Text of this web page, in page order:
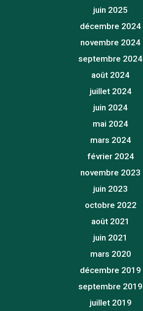
juin 2025
décembre 2024
novembre 2024
septembre 2024
août 2024
juillet 2024
juin 2024
mai 2024
mars 2024
février 2024
novembre 2023
juin 2023
octobre 2022
août 2021
juin 2021
mars 2020
décembre 2019
septembre 2019
juillet 2019